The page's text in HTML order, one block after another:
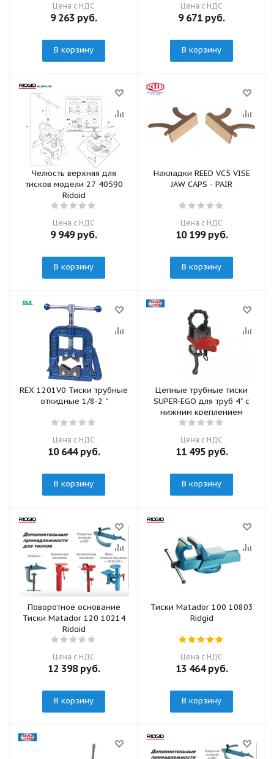
Цена с НДС
9 263 руб.
В корзину
Цена с НДС
9 671 руб.
В корзину
Челюсть верхняя для
тисков модели 27 40590
Ridgid
Цена с НДС
9 949руб.
В корзину
Накладки REED VC5 VISE
JAW CAPS - PAIR
Цена с НДС
10 199руб.
В корзину
REX 1201V0 Тиски трубные
откидные 1/8-2 "
Цена с НДС
10 644руб.
В корзину
Цепные трубные тиски
SUPER-EGO для труб 4" с
нижним креплением
Цена с НДС
11 495руб.
В корзину
Поворотное основание
Тиски Matador 120 10214
Ridgid
Цена с НДС
12 398руб.
В корзину
Тиски Matador 100 10803
Ridgid
Цена с НДС
13 464руб.
В корзину